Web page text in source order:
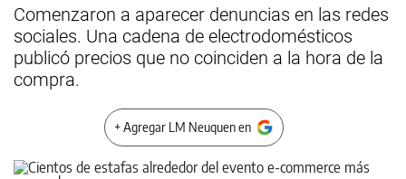
Comenzaron a aparecer denuncias en las redes
sociales. Una cadena de electrodomésticos
publicó precios que no coinciden a la hora de la
compra.
+ Agregar LM Neuquen en